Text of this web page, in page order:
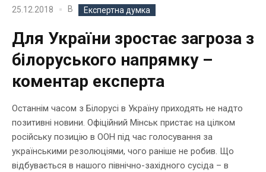
25.12.2018 В Експертна думка
Для України зростає загроза з
білоруського напрямку –
коментар експерта
Останнім часом з Білорусі в Україну приходять не надто
позитивні новини. Офіційний Мінськ пристає на цілком
російську позицію в ООН під час голосування за
українськими резолюціями, чого раніше не робив. Що
відбувається в нашого північно-західного сусіда – в